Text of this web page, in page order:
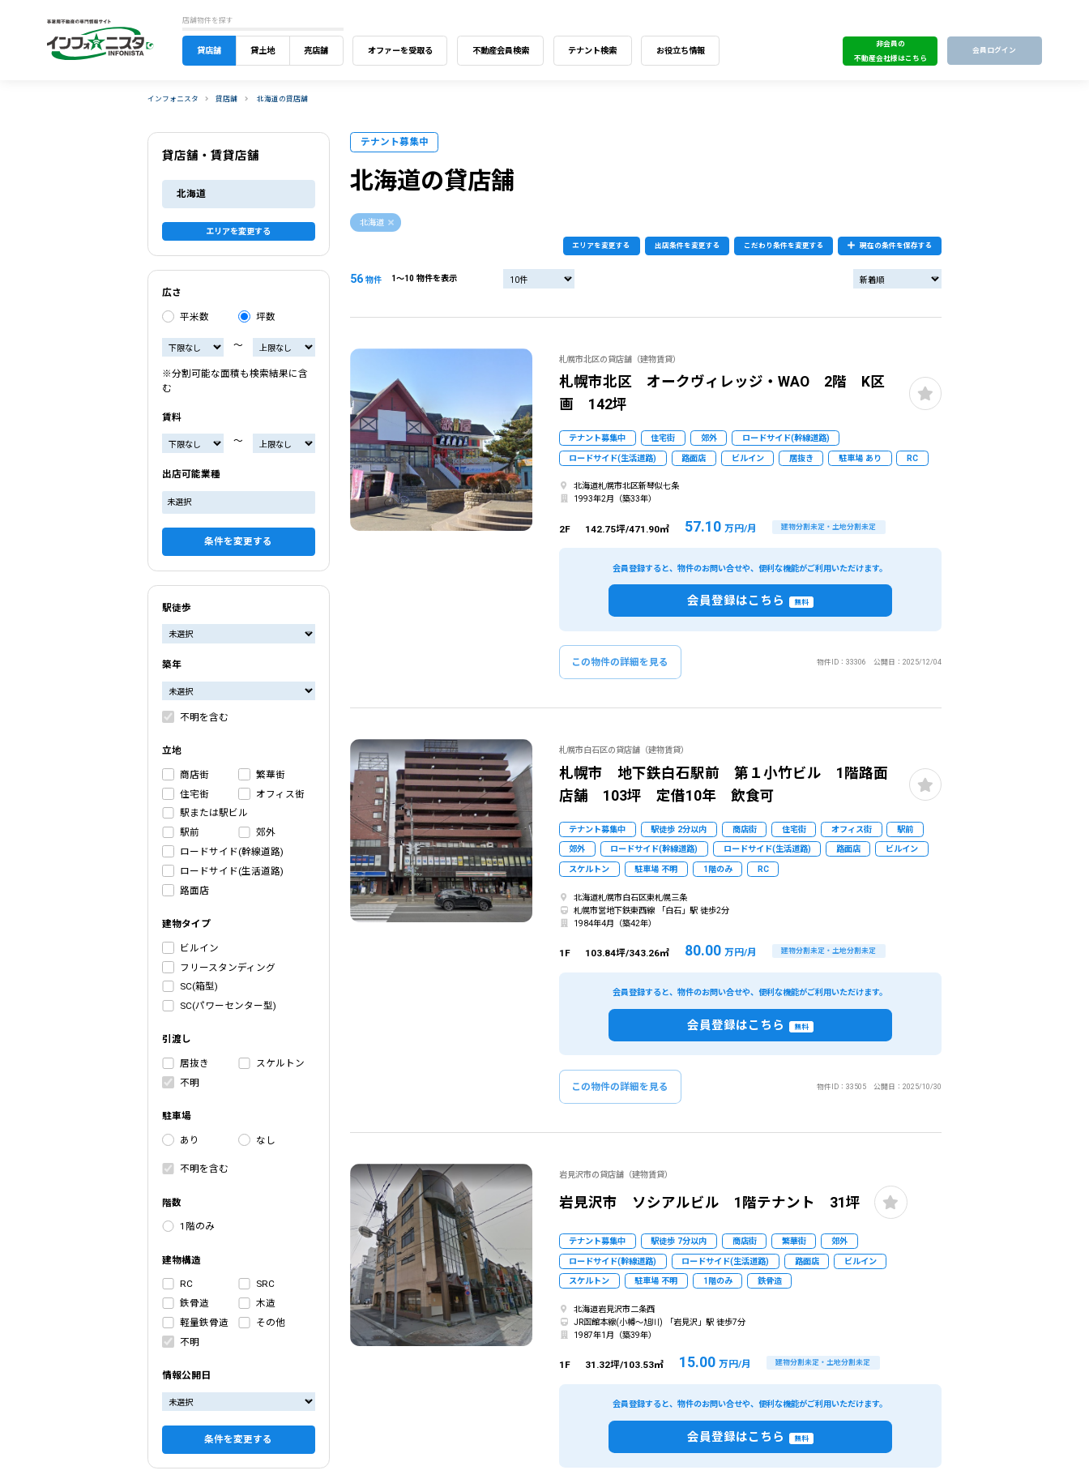
店舗物件を探す
貸店舗 貸土地 売店舗 オファーを受取る 不動産会員検索 テナント検索 お役立ち情報
非会員の
不動産会社様はこちら
会員ログイン
インフォニスタ 貸店舗 北海道の貸店舗
テナント募集中
北海道の貸店舗
北海道
エリアを変更する 出店条件を変更する こだわり条件を変更する 現在の条件を保存する
56物件 1〜10 物件を表示
札幌市北区の貸店舗（建物賃貸）
札幌市北区 オークヴィレッジ・WAO 2階 K区
画 142坪
テナント募集中 住宅街 郊外 ロードサイド(幹線道路)
ロードサイド(生活道路) 路面店 ビルイン 居抜き 駐車場 あり RC
北海道札幌市北区新琴似七条
1993年2月（築33年）
2F 142.75坪/471.90㎡ 57.10 万円/月 建物分割未定・土地分割未定
会員登録すると、物件のお問い合せや、便利な機能がご利用いただけます。
会員登録はこちら 無料
物件ID：33306 公開日：2025/12/04
この物件の詳細を見る
札幌市白石区の貸店舗（建物賃貸）
札幌市 地下鉄白石駅前 第１小竹ビル 1階路面
店舗 103坪 定借10年 飲食可
テナント募集中 駅徒歩 2分以内 商店街 住宅街 オフィス街 駅前
郊外 ロードサイド(幹線道路) ロードサイド(生活道路) 路面店 ビルイン
スケルトン 駐車場 不明 1階のみ RC
北海道札幌市白石区東札幌三条
札幌市営地下鉄東西線 「白石」駅 徒歩2分
1984年4月（築42年）
1F 103.84坪/343.26㎡ 80.00 万円/月 建物分割未定・土地分割未定
会員登録すると、物件のお問い合せや、便利な機能がご利用いただけます。
会員登録はこちら 無料
物件ID：33505 公開日：2025/10/30
この物件の詳細を見る
岩見沢市の貸店舗（建物賃貸）
岩見沢市 ソシアルビル 1階テナント 31坪
テナント募集中 駅徒歩 7分以内 商店街 繁華街 郊外
ロードサイド(幹線道路) ロードサイド(生活道路) 路面店 ビルイン
スケルトン 駐車場 不明 1階のみ 鉄骨造
北海道岩見沢市二条西
JR函館本線(小樽～旭川) 「岩見沢」駅 徒歩7分
1987年1月（築39年）
1F 31.32坪/103.53㎡ 15.00 万円/月 建物分割未定・土地分割未定
会員登録すると、物件のお問い合せや、便利な機能がご利用いただけます。
会員登録はこちら 無料
貸店舗・賃貸店舗
北海道
エリアを変更する
広さ
平米数 坪数
〜
※分割可能な面積も検索結果に含
む
賃料
〜
出店可能業種
未選択
条件を変更する
駅徒歩
築年
不明を含む
立地
商店街
繁華街
住宅街
オフィス街
駅または駅ビル
駅前
郊外
ロードサイド(幹線道路)
ロードサイド(生活道路)
路面店
建物タイプ
ビルイン
フリースタンディング
SC(箱型)
SC(パワーセンター型)
引渡し
居抜き
スケルトン
不明
駐車場
あり なし
不明を含む
階数
1階のみ
建物構造
RC
SRC
鉄骨造
木造
軽量鉄骨造
その他
不明
情報公開日
条件を変更する